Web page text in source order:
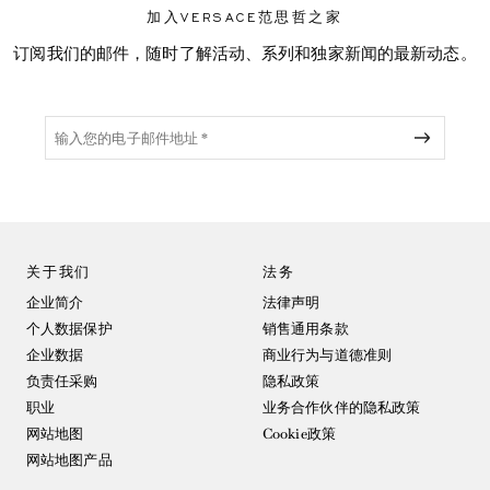
加入VERSACE范思哲之家
订阅我们的邮件，随时了解活动、系列和独家新闻的最新动态。
关于我们
企业简介
个人数据保护
企业数据
负责任采购
职业
网站地图
网站地图产品
法务
法律声明
销售通用条款
商业行为与道德准则
隐私政策
业务合作伙伴的隐私政策
Cookie政策